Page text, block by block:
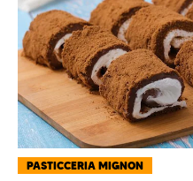
PASTICCERIA MIGNON